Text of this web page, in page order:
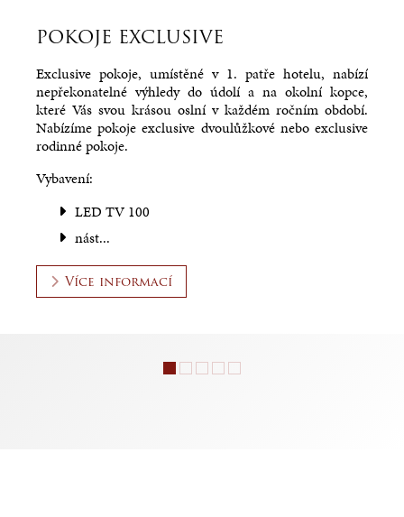
POKOJE EXCLUSIVE
Exclusive pokoje, umístěné v 1. patře hotelu, nabízí
nepřekonatelné výhledy do údolí a na okolní kopce,
které Vás svou krásou oslní v každém ročním období.
Nabízíme pokoje exclusive dvoulůžkové nebo exclusive
rodinné pokoje.
Vybavení:
LED TV 100
nást...
Více informací